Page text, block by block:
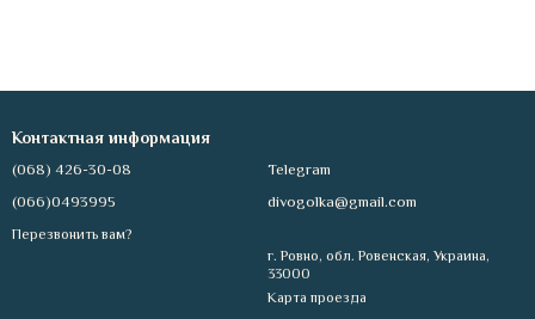
Контактная информация
(068) 426-30-08
(066)0493995
Перезвонить вам?
Telegram
divogolka@gmail.com
г. Ровно, обл. Ровенская, Украина,
33000
Карта проезда